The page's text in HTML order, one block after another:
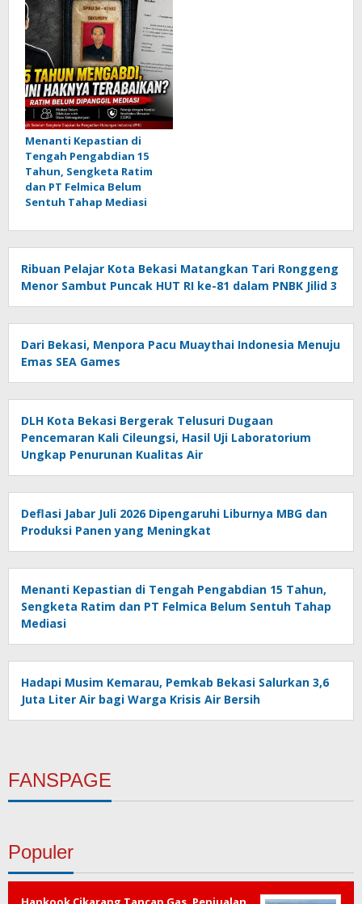
Menanti Kepastian di
Tengah Pengabdian 15
Tahun, Sengketa Ratim
dan PT Felmica Belum
Sentuh Tahap Mediasi
Ribuan Pelajar Kota Bekasi Matangkan Tari Ronggeng
Menor Sambut Puncak HUT RI ke-81 dalam PNBK Jilid 3
Dari Bekasi, Menpora Pacu Muaythai Indonesia Menuju
Emas SEA Games
DLH Kota Bekasi Bergerak Telusuri Dugaan
Pencemaran Kali Cileungsi, Hasil Uji Laboratorium
Ungkap Penurunan Kualitas Air
Deflasi Jabar Juli 2026 Dipengaruhi Liburnya MBG dan
Produksi Panen yang Meningkat
Menanti Kepastian di Tengah Pengabdian 15 Tahun,
Sengketa Ratim dan PT Felmica Belum Sentuh Tahap
Mediasi
Hadapi Musim Kemarau, Pemkab Bekasi Salurkan 3,6
Juta Liter Air bagi Warga Krisis Air Bersih
FANSPAGE
Populer